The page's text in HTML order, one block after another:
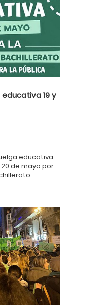
19 y
educativa
de mayo por